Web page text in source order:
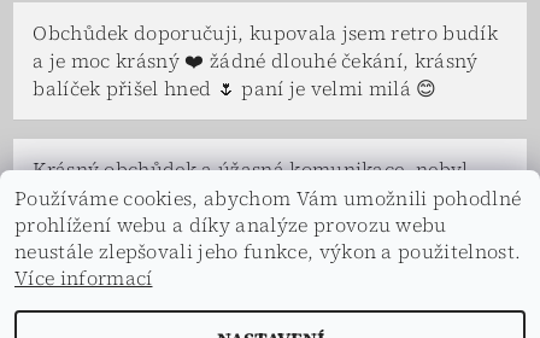
Obchůdek doporučuji, kupovala jsem retro budík
a je moc krásný ❤️ žádné dlouhé čekání, krásný
balíček přišel hned 🌷 paní je velmi milá 😊
Krásný obchůdek a úžasná komunikace, nebyl
problém se na čemkoliv domluvit. Paní Fialová a
celá její rodina je velice vstřícná a ochotná, ve
všem nám vyšli vstříc a s úsměvem. Děkuji.
Používáme cookies, abychom Vám umožnili pohodlné
prohlížení webu a díky analýze provozu webu
neustále zlepšovali jeho funkce, výkon a použitelnost.
Více informací